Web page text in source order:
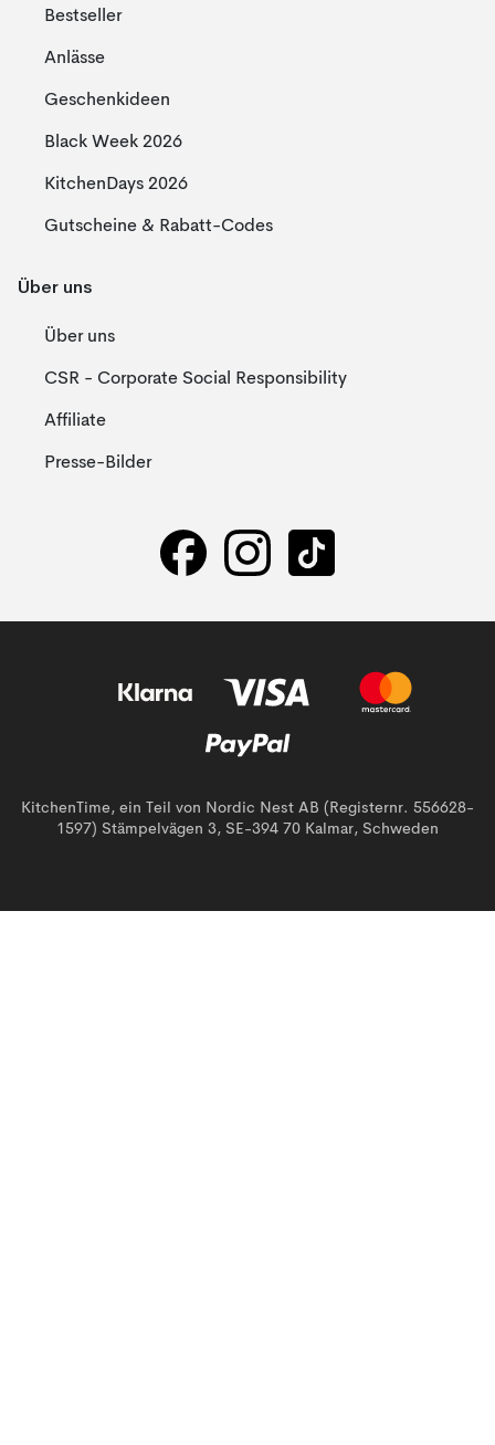
Bestseller
Anlässe
Geschenkideen
Black Week 2026
KitchenDays 2026
Gutscheine & Rabatt-Codes
Über uns
Über uns
CSR - Corporate Social Responsibility
Affiliate
Presse-Bilder
KitchenTime, ein Teil von Nordic Nest AB (Registernr. 556628-
1597) Stämpelvägen 3, SE-394 70 Kalmar, Schweden